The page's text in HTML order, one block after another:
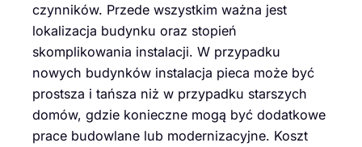
czynników. Przede wszystkim ważna jest
lokalizacja budynku oraz stopień
skomplikowania instalacji. W przypadku
nowych budynków instalacja pieca może być
prostsza i tańsza niż w przypadku starszych
domów, gdzie konieczne mogą być dodatkowe
prace budowlane lub modernizacyjne. Koszt